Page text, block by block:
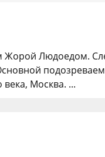
Людоедом.
Москва. ...